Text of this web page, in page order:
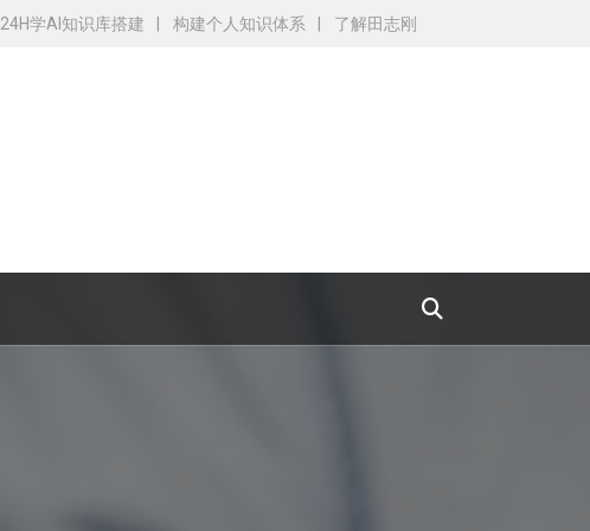
24H学AI知识库搭建 构建个人知识体系 了解田志刚